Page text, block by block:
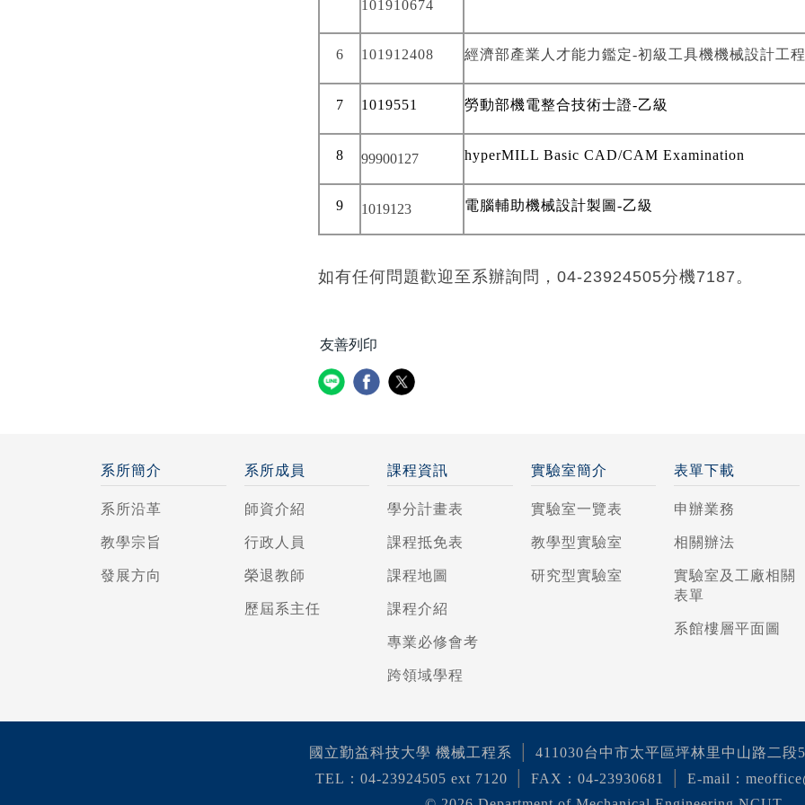
101910674
6 101912408 經濟部產業人才能力鑑定-初級工具機機械設計工
7 1019551 勞動部機電整合技術士證-乙級
8 99900127 hyperMILL Basic CAD/CAM Examination
9 1019123 電腦輔助機械設計製圖-乙級
如有任何問題歡迎至系辦詢問，04-23924505分機7187。
友善列印
系所簡介
系所沿革
教學宗旨
發展方向
系所成員
師資介紹
行政人員
榮退教師
歷屆系主任
課程資訊
學分計畫表
課程抵免表
課程地圖
課程介紹
專業必修會考
跨領域學程
實驗室簡介
實驗室一覽表
教學型實驗室
研究型實驗室
表單下載
申辦業務
相關辦法
實驗室及工廠相關
表單
系館樓層平面圖
國立勤益科技大學 機械工程系
411030台中市太平區坪林里中山路二段
TEL：04-23924505 ext 7120
FAX：04-23930681
E-mail：